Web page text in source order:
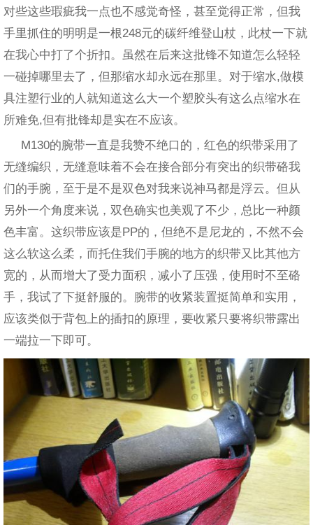
对些这些瑕疵我一点也不感觉奇怪，甚至觉得正常，但我
手里抓住的明明是一根248元的碳纤维登山杖，此杖一下就
在我心中打了个折扣。虽然在后来这批锋不知道怎么轻轻
一碰掉哪里去了，但那缩水却永远在那里。对于缩水,做模
具注塑行业的人就知道这么大一个塑胶头有这么点缩水在
所难免,但有批锋却是实在不应该。
M130的腕带一直是我赞不绝口的，红色的织带采用了
无缝编织，无缝意味着不会在接合部分有突出的织带硌我
们的手腕，至于是不是双色对我来说神马都是浮云。但从
另外一个角度来说，双色确实也美观了不少，总比一种颜
色丰富。这织带应该是PP的，但绝不是尼龙的，不然不会
这么软这么柔，而托住我们手腕的地方的织带又比其他方
宽的，从而增大了受力面积，减小了压强，使用时不至硌
手，我试了下挺舒服的。腕带的收紧装置挺简单和实用，
应该类似于背包上的插扣的原理，要收紧只要将织带露出
一端拉一下即可。